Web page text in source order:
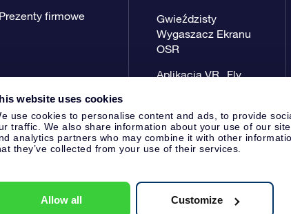
website uses cookies
use cookies to personalise content and ads, to provide
traffic. We also share information about your use of our
analytics partners who may combine it with other
they’ve collected from your use of their services.
Allow all Customize
Prezenty firmowe
Gwieździsty
Wygaszacz Ekranu
OSR
Aplikacja VR „Fly
60333553, VAT: NL 8538.62.722B01